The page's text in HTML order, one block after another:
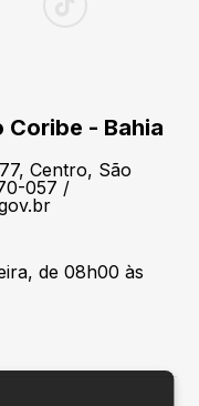
Coribe - Bahia
Centro, São
057 /
de 08h00 às